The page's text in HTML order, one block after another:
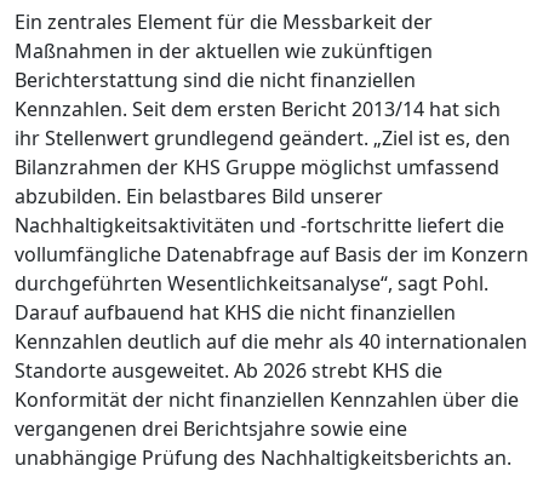
Ein zentrales Element für die Messbarkeit der
Maßnahmen in der aktuellen wie zukünftigen
Berichterstattung sind die nicht finanziellen
Kennzahlen. Seit dem ersten Bericht 2013/14 hat sich
ihr Stellenwert grundlegend geändert. „Ziel ist es, den
Bilanzrahmen der KHS Gruppe möglichst umfassend
abzubilden. Ein belastbares Bild unserer
Nachhaltigkeitsaktivitäten und -fortschritte liefert die
vollumfängliche Datenabfrage auf Basis der im Konzern
durchgeführten Wesentlichkeitsanalyse“, sagt Pohl.
Darauf aufbauend hat KHS die nicht finanziellen
Kennzahlen deutlich auf die mehr als 40 internationalen
Standorte ausgeweitet. Ab 2026 strebt KHS die
Konformität der nicht finanziellen Kennzahlen über die
vergangenen drei Berichtsjahre sowie eine
unabhängige Prüfung des Nachhaltigkeitsberichts an.